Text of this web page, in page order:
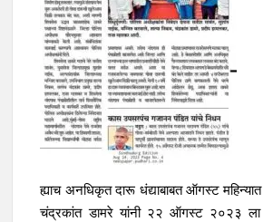
ह्याच अनधिकृत दारू धंद्याबाबत ऑगस्ट
चंद्रकांत डामरे यांनी २२ ऑगस्ट २०२३ ला